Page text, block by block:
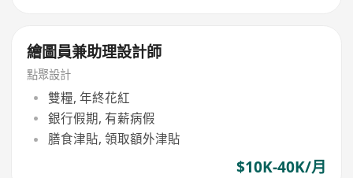
繪圖員兼助理設計師
點聚設計
雙糧, 年終花紅
銀行假期, 有薪病假
膳食津貼, 領取額外津貼
$10K-40K/月